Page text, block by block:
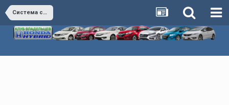
Система смазки двигателя